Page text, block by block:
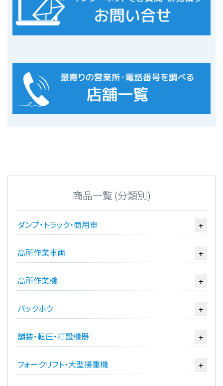
商品一覧 (分類別)
ダンプ・トラック・商用車 +
高所作業車両 +
高所作業機 +
バックホウ +
舗装・転圧・打設機器 +
フォークリフト・大型揚重機 +